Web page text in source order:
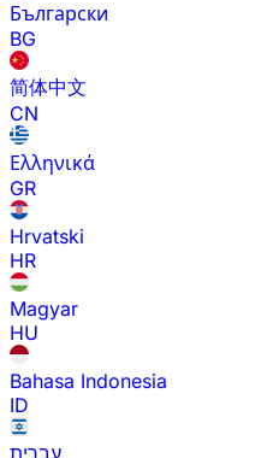
Български
BG
简体中文
CN
Ελληνικά
GR
Hrvatski
HR
Magyar
HU
Bahasa Indonesia
ID